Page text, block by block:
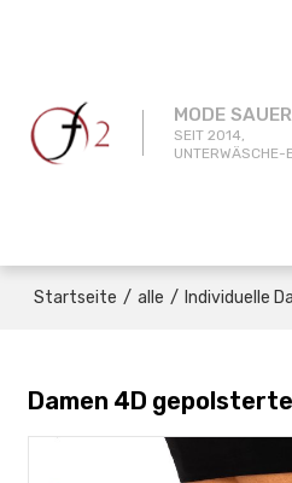
MODE
SEIT 2014,
UNTERWÄSCHE-
Startseite / alle / Individuelle
Damen 4D